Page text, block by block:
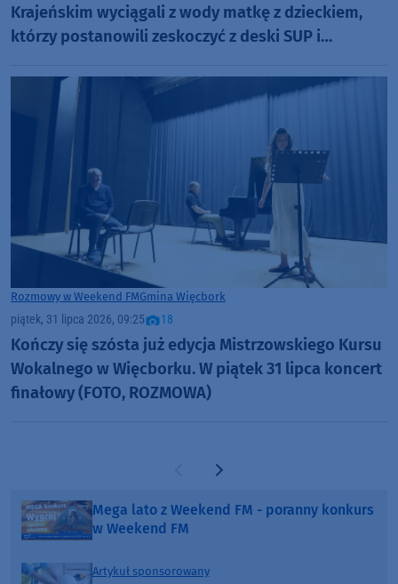
Krajeńskim wyciągali z wody matkę z dzieckiem,
którzy postanowili zeskoczyć z deski SUP i
Rozmowy w Weekend FMGmina Więcbork
piątek, 31 lipca 2026, 09:25 18
Kończy się szósta już edycja Mistrzowskiego Kursu
Wokalnego w Więcborku. W piątek 31 lipca koncert
finałowy (FOTO, ROZMOWA)
Poprzednia strona
Następna strona
Mega lato z Weekend FM - poranny konkurs
w Weekend FM
Artykuł sponsorowany